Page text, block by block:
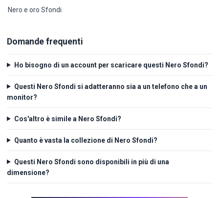
Nero e oro Sfondi
Domande frequenti
Ho bisogno di un account per scaricare questi Nero Sfondi?
Questi Nero Sfondi si adatteranno sia a un telefono che a un
monitor?
Cos'altro è simile a Nero Sfondi?
Quanto è vasta la collezione di Nero Sfondi?
Questi Nero Sfondi sono disponibili in più di una
dimensione?